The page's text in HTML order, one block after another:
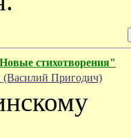
стихотворения"
Пригодич)